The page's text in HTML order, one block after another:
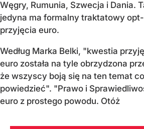
Węgry, Rumunia, Szwecja i Dania.
jedyna ma formalny traktatowy
przyjęcia euro.
Według Marka Belki, "kwestia
euro została na tyle obrzydzona
że wszyscy boją się na ten temat
powiedzieć". "Prawo i
euro z prostego powodu. Otóż